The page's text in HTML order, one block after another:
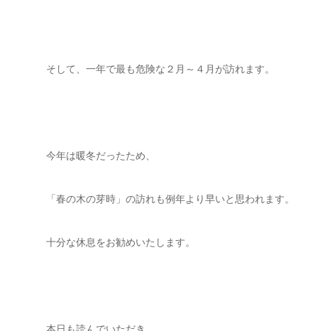
そして、一年で最も危険な２月～４月が訪れます。
今年は暖冬だったため、
「春の木の芽時」の訪れも例年より早いと思われます。
十分な休息をお勧めいたします。